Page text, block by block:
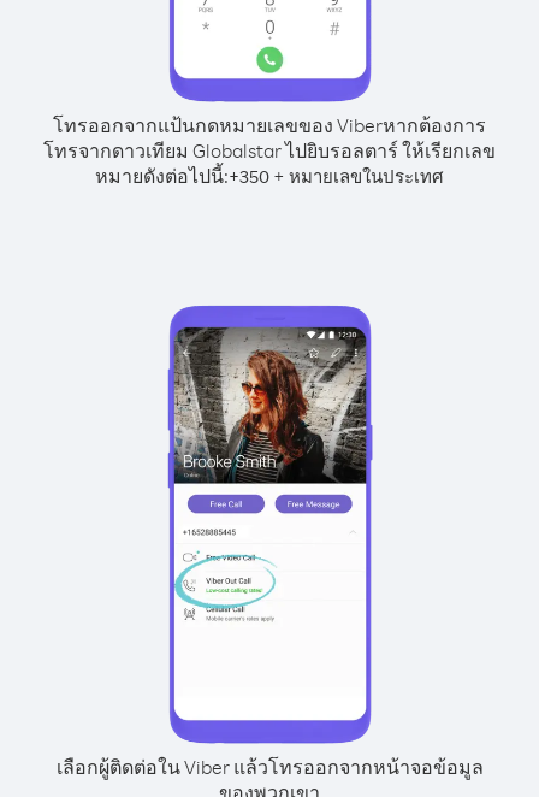
โทรออกจากแป้นกดหมายเลขของ Viberหากต้องการ
โทรจากดาวเทียม Globalstar ไปยิบรอลตาร์ ให้เรียกเลข
หมายดังต่อไปนี้:+350 + หมายเลขในประเทศ
เลือกผู้ติดต่อใน Viber แล้วโทรออกจากหน้าจอข้อมูล
ของพวกเขา